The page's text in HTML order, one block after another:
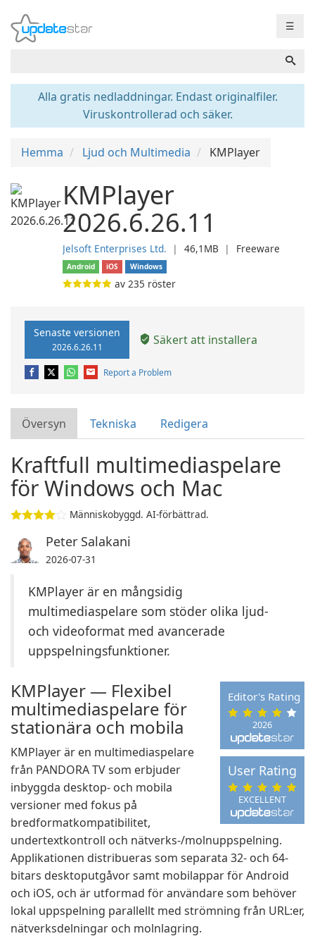
☰
Alla gratis nedladdningar. Endast originalfiler.
Viruskontrollerad och säker.
Hemma Ljud och Multimedia KMPlayer
KMPlayer
2026.6.26.11
Jelsoft Enterprises Ltd. ❘ 46,1MB ❘ Freeware
Android iOS Windows
av 235 röster
Senaste versionen
2026.6.26.11 Säkert att installera
Report a Problem
Översyn Tekniska Redigera
Kraftfull multimediaspelare
för Windows och Mac
Människobyggd. AI-förbättrad.
Peter Salakani
2026-07-31
KMPlayer är en mångsidig
multimediaspelare som stöder olika ljud-
och videoformat med avancerade
uppspelningsfunktioner.
2026
Editor's Rating
EXCELLENT
User Rating
KMPlayer — Flexibel
multimediaspelare för
stationära och mobila
KMPlayer är en multimediaspelare
från PANDORA TV som erbjuder
inbyggda desktop- och mobila
versioner med fokus på
bredformatkompatibilitet,
undertextkontroll och nätverks-/molnuppspelning.
Applikationen distribueras som separata 32- och 64-
bitars desktoputgåvor samt mobilappar för Android
och iOS, och är utformad för användare som behöver
lokal uppspelning parallellt med strömning från URL:er,
nätverksdelningar och molnlagring.